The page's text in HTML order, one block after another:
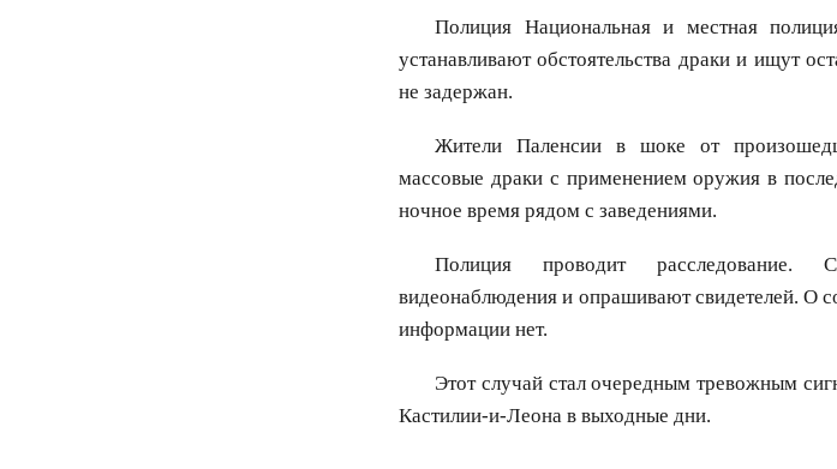
Полиция Национальная и местная
устанавливают обстоятельства драки и ищут
не задержан.
Жители Паленсии в шоке от
массовые драки с применением оружия в
ночное время рядом с заведениями.
Полиция проводит расследование.
видеонаблюдения и опрашивают свидетелей. О
информации нет.
Этот случай стал очередным тревожным
Кастилии-и-Леона в выходные дни.